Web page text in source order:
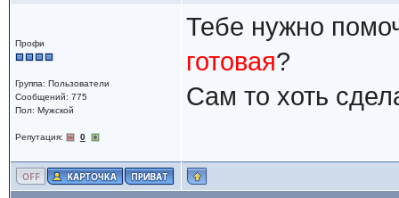
Профи
Группа: Пользователи
Сообщений: 775
Пол: Мужской
Репутация: 0
Тебе нужно
готовая?
Сам то хоть